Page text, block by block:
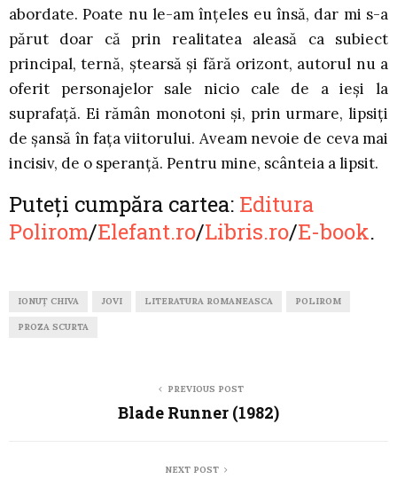
abordate. Poate nu le-am înțeles eu însă, dar mi s-a
părut doar că prin realitatea aleasă ca subiect
principal, ternă, ștearsă și fără orizont, autorul nu a
oferit personajelor sale nicio cale de a ieși la
suprafață. Ei rămân monotoni și, prin urmare, lipsiți
de șansă în fața viitorului. Aveam nevoie de ceva mai
incisiv, de o speranță. Pentru mine, scânteia a lipsit.
Puteți cumpăra cartea: Editura
Polirom/Elefant.ro/Libris.ro/E-book.
IONUȚ CHIVA JOVI LITERATURA ROMANEASCA POLIROM
PROZA SCURTA
PREVIOUS POST
Blade Runner (1982)
NEXT POST